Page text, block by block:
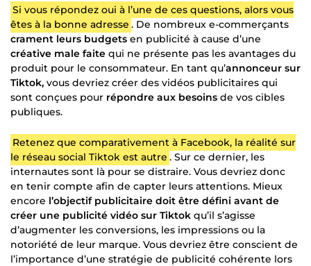
Si vous répondez oui à l’une de ces questions, alors vous
êtes à la bonne adresse . De nombreux e-commerçants
crament leurs budgets en publicité à cause d’une
créative male faite qui ne présente pas les avantages du
produit pour le consommateur. En tant qu’annonceur sur
Tiktok, vous devriez créer des vidéos publicitaires qui
sont conçues pour répondre aux besoins de vos cibles
publiques.
Retenez que comparativement à Facebook, la réalité sur
le réseau social Tiktok est autre . Sur ce dernier, les
internautes sont là pour se distraire. Vous devriez donc
en tenir compte afin de capter leurs attentions. Mieux
encore l’objectif publicitaire doit être défini avant de
créer une publicité vidéo sur Tiktok qu’il s’agisse
d’augmenter les conversions, les impressions ou la
notoriété de leur marque. Vous devriez être conscient de
l’importance d’une stratégie de publicité cohérente lors